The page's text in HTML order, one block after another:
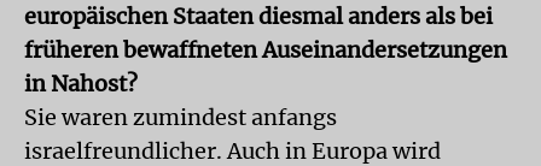
europäischen Staaten diesmal anders als bei
früheren bewaffneten Auseinandersetzungen
in Nahost?
Sie waren zumindest anfangs
israelfreundlicher. Auch in Europa wird